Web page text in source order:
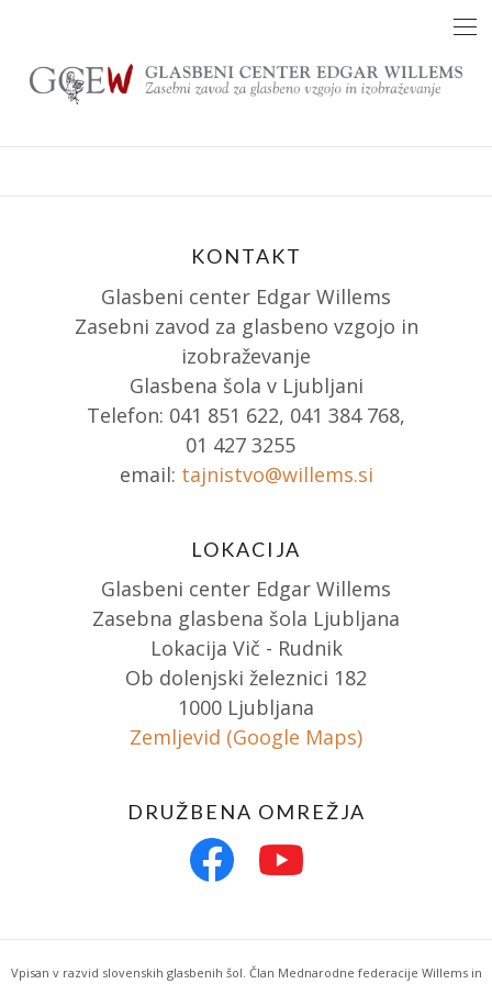
content
KONTAKT
Glasbeni center Edgar Willems
Zasebni zavod za glasbeno vzgojo in
izobraževanje
Glasbena šola v Ljubljani
Telefon: 041 851 622, 041 384 768,
01 427 3255
email: tajnistvo@willems.si
LOKACIJA
Glasbeni center Edgar Willems
Zasebna glasbena šola Ljubljana
Lokacija Vič - Rudnik
Ob dolenjski železnici 182
1000 Ljubljana
Zemljevid (Google Maps)
DRUŽBENA OMREŽJA
Vpisan v razvid slovenskih glasbenih šol. Član Mednarodne federacije Willems in